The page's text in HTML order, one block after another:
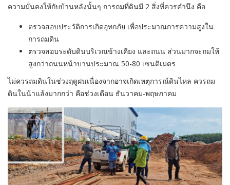
ความมั่นคงให้กับบ้านหลังนั้นๆ การถมที่ดินมี 2 สิ่งที่ควรคำนึง คือ
ตรวจสอบประวัติการเกิดอุทกภัย เพื่อประมาณการความสูงใน
การถมดิน
ตรวจสอบระดับดินบริเวณข้างเคียง และถนน ส่วนมากจะถมให้
สูงกว่าถนนหน้าบานประมาณ 50-80 เซนติเมตร
ไม่ควรถมดินในช่วงฤดูฝนเนื่องจากอาจเกิดเหตุการณ์ดินไหล ควรถม
ดินในน้าแล้งมากกว่า คือช่วงเดือน ธันวาคม-พฤษภาคม